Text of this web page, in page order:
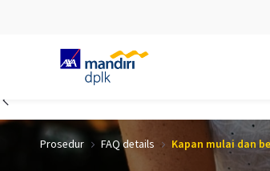
Skip to Main Content
Prosedur FAQ details